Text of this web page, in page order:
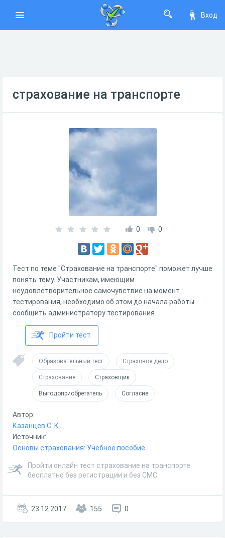
Вход
страхование на транспорте
0 0
Тест по теме "Страхование на транспорте" поможет лучше
понять тему. Участникам, имеющим
неудовлетворительное самочувствие на момент
тестирования, необходимо об этом до начала работы
сообщить администратору тестирования.
Пройти тест
Образовательный тест Страховое дело
Страхование Страховщик
Выгодоприобретатель Согласие
Автор:
Казанцев С. К
Источник:
Основы страхования: Учебное пособие
Пройти онлайн тест страхование на транспорте
бесплатно без регистрации и без СМС
23.12.2017 155 0